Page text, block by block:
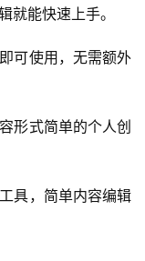
就能快速上手。
可使用，无需额外
形式简单的个人创
具，简单内容编辑